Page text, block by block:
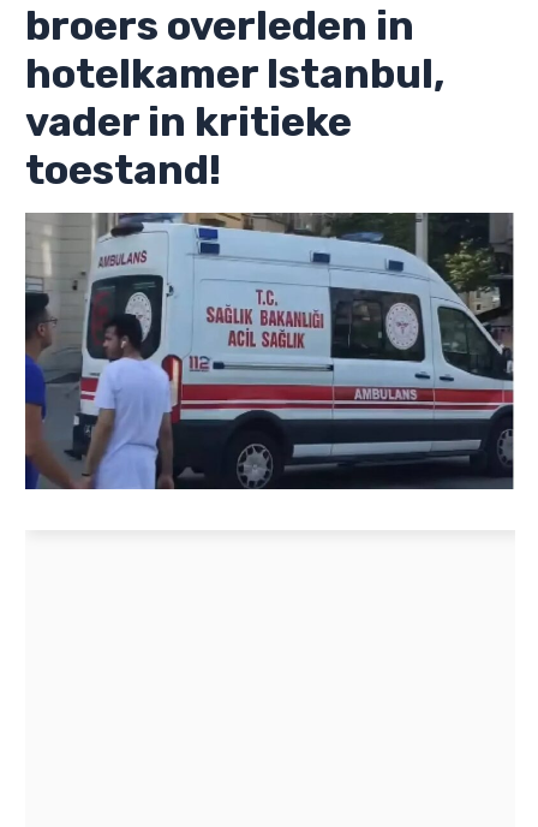
broers overleden in
hotelkamer Istanbul,
vader in kritieke
toestand!